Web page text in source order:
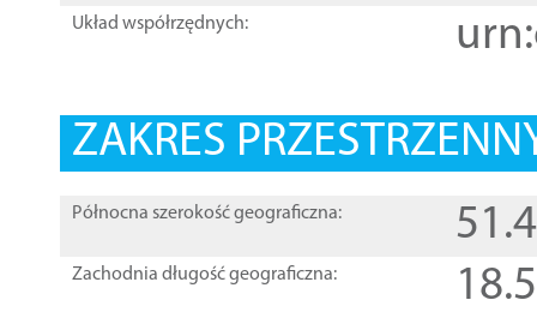
Układ współrzędnych:
ZAKRES
Północna szerokość geograficzna:
Zachodnia długość geograficzna: